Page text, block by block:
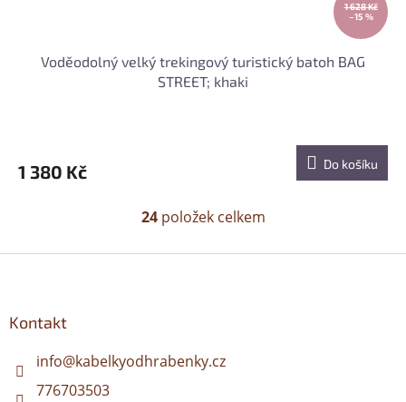
1 628 Kč
–15 %
Voděodolný velký trekingový turistický batoh BAG
STREET; khaki
1 380 Kč Do košíku
O
l
p
24položek celkem
Kontakt
info@kabelkyodhrabenky.cz
776703503